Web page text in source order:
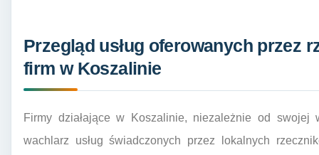
Przegląd usług oferowanych przez
firm w Koszalinie
Firmy działające w Koszalinie, niezależnie od
wachlarz usług świadczonych przez lokalnych